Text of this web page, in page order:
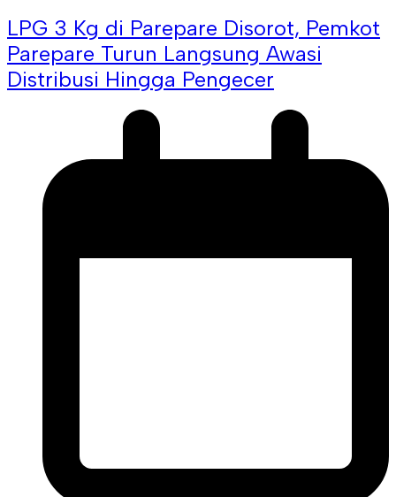
LPG 3 Kg di Parepare Disorot, Pemkot
Parepare Turun Langsung Awasi
Distribusi Hingga Pengecer